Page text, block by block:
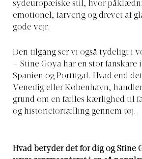
sydeuropæiske stil, hvor
emotionel, farverig og drevet af
gode vejr.
Den tilgang ser vi også tydeligt i
– Stine Goya har en stor fanskare
Spanien og Portugal. Hvad end
Venedig eller København,
grund om en fælles kærlighed til
og historiefortælling gennem tøj.
Hvad betyder det for dig og Stine